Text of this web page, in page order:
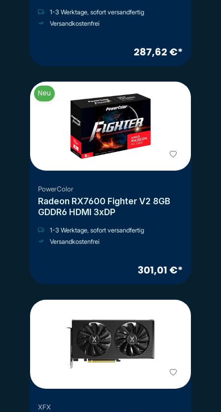
1-3 Werktage, sofort versandfertig
Versandkostenfrei
287,62 €*
Neu
PowerColor
Radeon RX7600 Fighter V2 8GB
GDDR6 HDMI 3xDP
1-3 Werktage, sofort versandfertig
Versandkostenfrei
301,01 €*
XFX